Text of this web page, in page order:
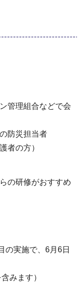
管理組合などで会
防災担当者
者の方）
の研修がおすすめ
の実施で、6月6日
みます）